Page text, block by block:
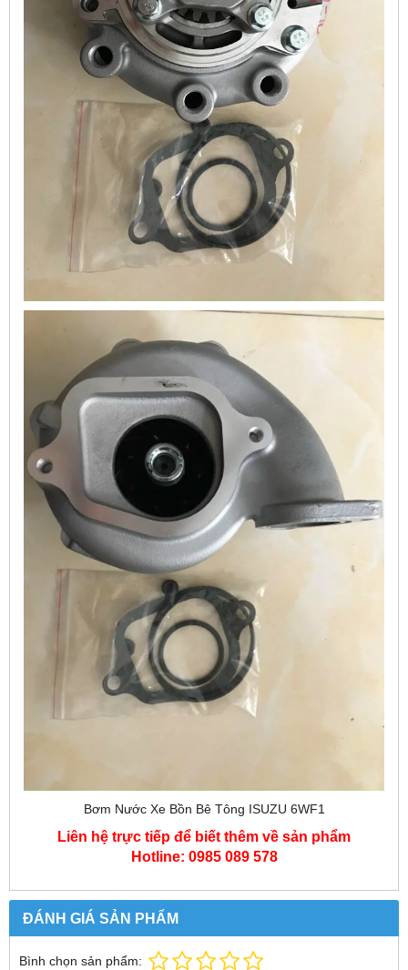
Bơm Nước Xe Bồn Bê Tông ISUZU 6WF1
Liên hệ trực tiếp để biết thêm về sản phẩm
Hotline: 0985 089 578
ĐÁNH GIÁ SẢN PHẨM
Bình chọn sản phẩm: